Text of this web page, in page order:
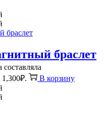
браслет
В корзину